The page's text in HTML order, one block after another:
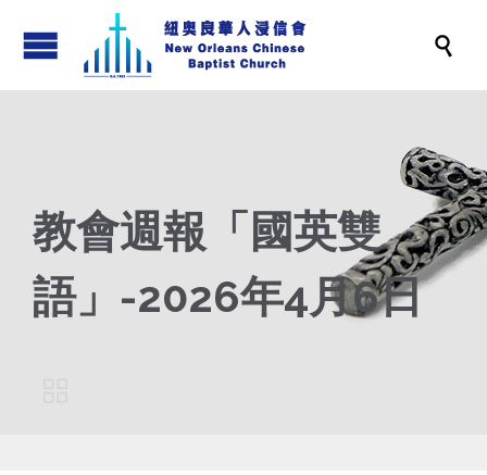

教會週報「國英雙
語」-2026年4月6日